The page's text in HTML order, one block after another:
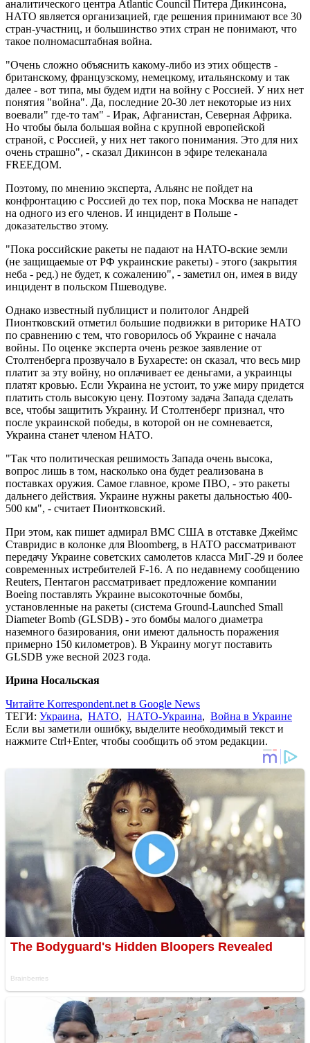
аналитического центра Atlantic Council Питера Дикинсона,
НАТО является организацией, где решения принимают все 30
стран-участниц, и большинство этих стран не понимают, что
такое полномасштабная война.
"Очень сложно объяснить какому-либо из этих обществ -
британскому, французскому, немецкому, итальянскому и так
далее - вот типа, мы будем идти на войну с Россией. У них нет
понятия "война". Да, последние 20-30 лет некоторые из них
воевали" где-то там" - Ирак, Афганистан, Северная Африка.
Но чтобы была большая война с крупной европейской
страной, с Россией, у них нет такого понимания. Это для них
очень страшно", - сказал Дикинсон в эфире телеканала
FREEДОМ.
Поэтому, по мнению эксперта, Альянс не пойдет на
конфронтацию с Россией до тех пор, пока Москва не нападет
на одного из его членов. И инцидент в Польше -
доказательство этому.
"Пока российские ракеты не падают на НАТО-вские земли
(не защищаемые от РФ украинские ракеты) - этого (закрытия
неба - ред.) не будет, к сожалению", - заметил он, имея в виду
инцидент в польском Пшеводуве.
Однако известный публицист и политолог Андрей
Пионтковский отметил большие подвижки в риторике НАТО
по сравнению с тем, что говорилось об Украине с начала
войны. По оценке эксперта очень резкое заявление от
Столтенберга прозвучало в Бухаресте: он сказал, что весь мир
платит за эту войну, но оплачивает ее деньгами, а украинцы
платят кровью. Если Украина не устоит, то уже миру придется
платить столь высокую цену. Поэтому задача Запада сделать
все, чтобы защитить Украину. И Столтенберг признал, что
после украинской победы, в которой он не сомневается,
Украина станет членом НАТО.
"Так что политическая решимость Запада очень высока,
вопрос лишь в том, насколько она будет реализована в
поставках оружия. Самое главное, кроме ПВО, - это ракеты
дальнего действия. Украине нужны ракеты дальностью 400-
500 км", - считает Пионтковский.
При этом, как пишет адмирал ВМС США в отставке Джеймс
Ставридис в колонке для Bloomberg, в НАТО рассматривают
передачу Украине советских самолетов класса МиГ-29 и более
современных истребителей F-16. А по недавнему сообщению
Reuters, Пентагон рассматривает предложение компании
Boeing поставлять Украине высокоточные бомбы,
установленные на ракеты (система Ground-Launched Small
Diameter Bomb (GLSDB) - это бомбы малого диаметра
наземного базирования, они имеют дальность поражения
примерно 150 километров). В Украину могут поставить
GLSDB уже весной 2023 года.
Ирина Носальская
Читайте Korrespondent.net в Google News
ТЕГИ: Украина, НАТО, НАТО-Украина, Война в Украине
Если вы заметили ошибку, выделите необходимый текст и
нажмите Ctrl+Enter, чтобы сообщить об этом редакции.